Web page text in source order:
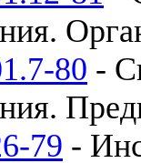
80 -
79 -